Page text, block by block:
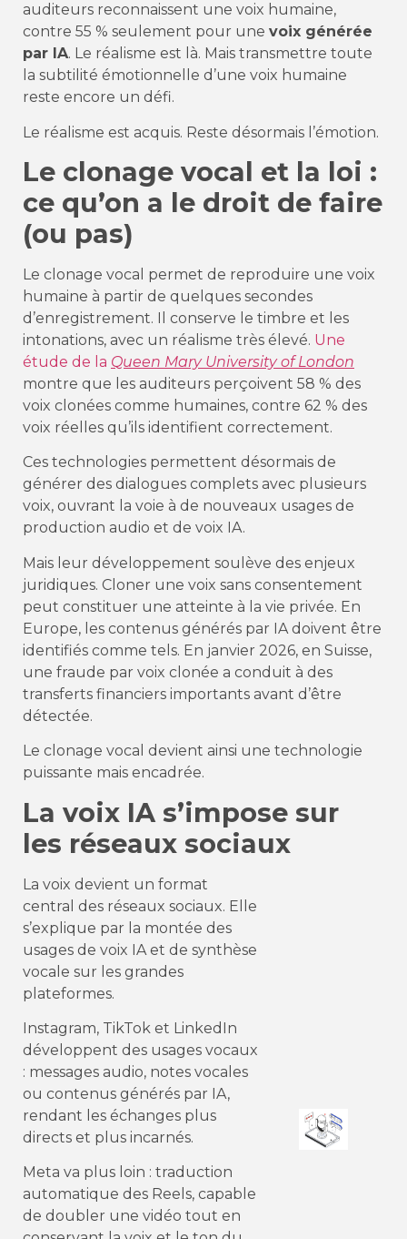
auditeurs reconnaissent une voix humaine,
contre 55 % seulement pour une voix générée
par IA. Le réalisme est là. Mais transmettre toute
la subtilité émotionnelle d’une voix humaine
reste encore un défi.
Le réalisme est acquis. Reste désormais l’émotion.
Le clonage vocal et la loi :
ce qu’on a le droit de faire
(ou pas)
Le clonage vocal permet de reproduire une voix
humaine à partir de quelques secondes
d’enregistrement. Il conserve le timbre et les
intonations, avec un réalisme très élevé. Une
étude de la Queen Mary University of London
montre que les auditeurs perçoivent 58 % des
voix clonées comme humaines, contre 62 % des
voix réelles qu’ils identifient correctement.
Ces technologies permettent désormais de
générer des dialogues complets avec plusieurs
voix, ouvrant la voie à de nouveaux usages de
production audio et de voix IA.
Mais leur développement soulève des enjeux
juridiques. Cloner une voix sans consentement
peut constituer une atteinte à la vie privée. En
Europe, les contenus générés par IA doivent être
identifiés comme tels. En janvier 2026, en Suisse,
une fraude par voix clonée a conduit à des
transferts financiers importants avant d’être
détectée.
Le clonage vocal devient ainsi une technologie
puissante mais encadrée.
La voix IA s’impose sur
les réseaux sociaux
La voix devient un format
central des réseaux sociaux. Elle
s’explique par la montée des
usages de voix IA et de synthèse
vocale sur les grandes
plateformes.
Instagram, TikTok et LinkedIn
développent des usages vocaux
: messages audio, notes vocales
ou contenus générés par IA,
rendant les échanges plus
directs et plus incarnés.
Meta va plus loin : traduction
automatique des Reels, capable
de doubler une vidéo tout en